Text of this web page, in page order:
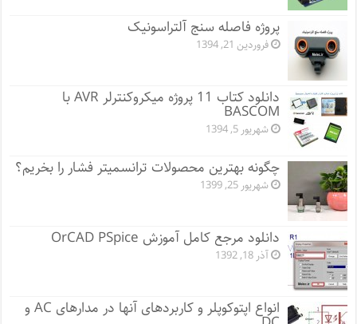
پروژه فاصله سنج آلتراسونیک
فروردین 21, 1394
دانلود کتاب 11 پروژه میکروکنترلر AVR با
BASCOM
شهریور 5, 1394
چگونه بهترین محصولات ترانسمیتر فشار را بخریم؟
شهریور 25, 1399
دانلود مرجع کامل آموزش OrCAD PSpice
آذر 18, 1392
انواع اپتوکوپلر و کاربردهای آنها در مدارهای AC و